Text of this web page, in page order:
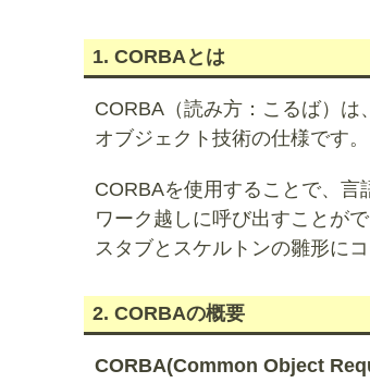
1. CORBAとは
CORBA（読み方：こるば）
オブジェクト技術の仕様です。
CORBAを使用することで、言
ワーク越しに呼び出すことが
スタブとスケルトンの雛形に
2. CORBAの概要
CORBA(Common Object